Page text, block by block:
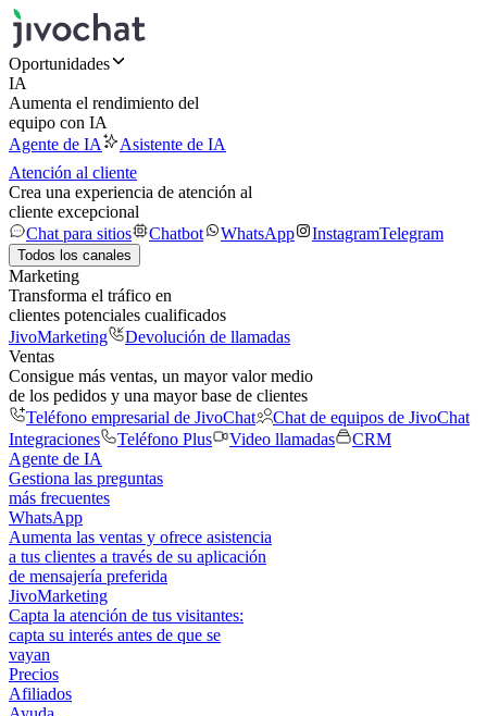
Oportunidades
IA
Aumenta el rendimiento del
equipo con IA
Agente de IA
Asistente de IA
Atención al cliente
Crea una experiencia de atención al
cliente excepcional
Chat para sitios
Chatbot WhatsApp InstagramTelegram
Todos los canales
Marketing
Transforma el tráfico en
clientes potenciales cualificados
JivoMarketing
Devolución de llamadas
Ventas
Consigue más ventas, un mayor valor medio
de los pedidos y una mayor base de clientes
Teléfono empresarial de JivoChat
Chat de equipos de JivoChat
Integraciones
Teléfono Plus Video llamadas
CRM
Agente de IA
Gestiona las preguntas
más frecuentes
WhatsApp
Aumenta las ventas y ofrece asistencia
a tus clientes a través de su aplicación
de mensajería preferida
JivoMarketing
Capta la atención de tus visitantes:
capta su interés antes de que se
vayan
Precios
Afiliados